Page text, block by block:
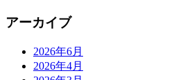
アーカイブ
2026年6月
2026年4月